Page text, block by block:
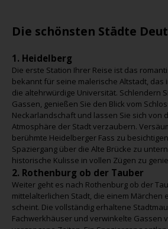
Die schönsten Städte
1. Heidelberg
Die erste Station Ihrer Reise ist das
bekannt für seine malerische Altstadt, das
die altehrwürdige Universität. Schlendern
Gassen, genießen Sie den Blick vom
Neckarlandschaft und lassen Sie sich von
Atmosphäre der Stadt verzaubern.
berühmte Heidelberger Fass zu
Spaziergang über die Alte Brücke zu
historische Kulisse in vollen Zügen zu
2. Rothenburg ob der Tauber
Weiter geht es nach Rothenburg ob der
mittelalterlichen Stadt, die einem Märchen
scheint. Die vollständig erhaltene
Fachwerkhäuser und verwinkelte Gassen